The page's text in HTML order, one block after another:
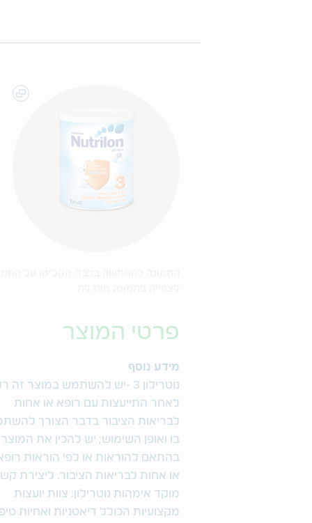
פרטי המוצר
מידע נוסף
נוטרילון 3 -יש להשתמש במוצר זה
לאחר התייעצות עם רופא או אחות
לבריאות הציבור בדבר הצורך
בו ואופן השימוש; יש להכין את המוצר
בהתאם להוראות או לפי הוראות
או אחות לבריאות הציבור. ליצירת
מוקד אימהות נוטרילון: צוות יועצות
מקצועיות הכולל דיאטניות ואחיות